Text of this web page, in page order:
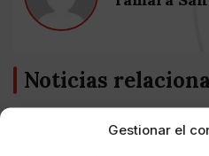
Gestionar el
Noticias
Mejores Cripto